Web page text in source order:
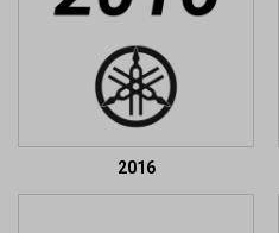
2016